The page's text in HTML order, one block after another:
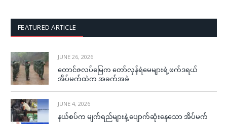
FEATURED ARTICLE
JUNE 26, 2026
တောင်ဇလပ်မြေက တော်လှန်ရဲမေများရဲ့ဖက်ဒရယ်
အိပ်မက်ထဲက အခက်အခဲ
JUNE 4, 2026
နယ်စပ်က မျက်ရည်များနဲ့ ပျောက်ဆုံးနေသော အိပ်မက်